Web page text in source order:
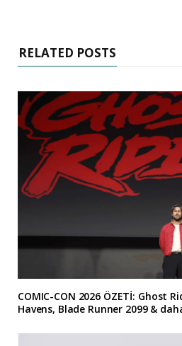
RELATED POSTS
COMIC-CON 2026 ÖZETİ: Ghost
Havens, Blade Runner 2099 &